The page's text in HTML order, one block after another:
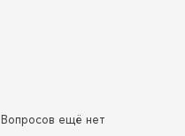
Вопросов ещё нет